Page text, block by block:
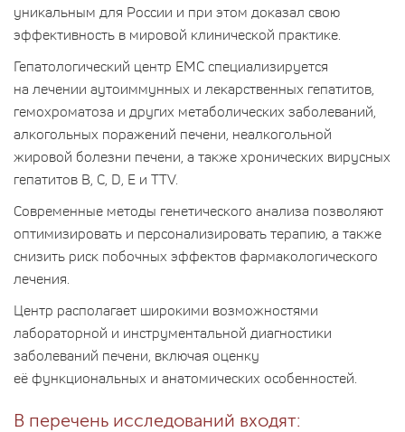
уникальным для России и при этом доказал свою
эффективность в мировой клинической практике.
Гепатологический центр ЕМС специализируется
на лечении аутоиммунных и лекарственных гепатитов,
гемохроматоза и других метаболических заболеваний,
алкогольных поражений печени, неалкогольной
жировой болезни печени, а также хронических вирусных
гепатитов B, C, D, E и TTV.
Современные методы генетического анализа позволяют
оптимизировать и персонализировать терапию, а также
снизить риск побочных эффектов фармакологического
лечения.
Центр располагает широкими возможностями
лабораторной и инструментальной диагностики
заболеваний печени, включая оценку
её функциональных и анатомических особенностей.
В перечень исследований входят: